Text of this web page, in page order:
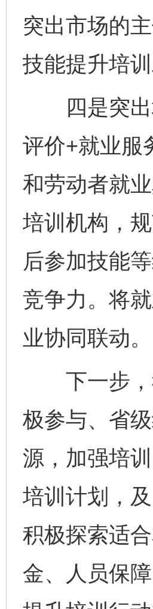
突出市场的
技能提升培
四是突出
评价+就业服
和劳动者就
培训机构，
后参加技能
竞争力。将
业协同联动。
下一步，
极参与、省
源，加强培
培训计划，
积极探索适
金、人员保